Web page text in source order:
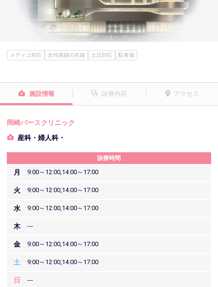
メディコ対応 女性医師の在籍 土日対応 駐車場
施設情報 診療内容 アクセス
岡崎バースクリニック
産科・婦人科・
診療時間
月 9:00～12:00,14:00～17:00
火 9:00～12:00,14:00～17:00
水 9:00～12:00,14:00～17:00
木 ---
金 9:00～12:00,14:00～17:00
土 9:00～12:00,14:00～17:00
日 ---